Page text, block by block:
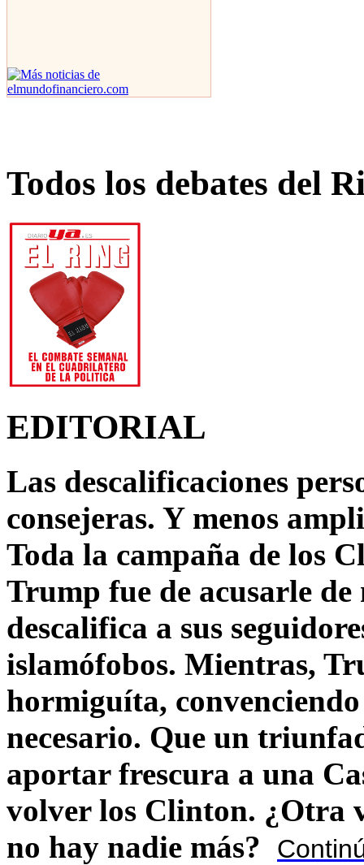
Todos los debates del
EDITORIAL
Las descalificaciones
consejeras. Y menos
Toda la campaña de los
Trump fue de acusarle
descalifica a sus
islamófobos. Mientras,
hormiguíta,
necesario. Que un
aportar frescura a una
volver los Clinton. ¿Otra
no hay nadie más?